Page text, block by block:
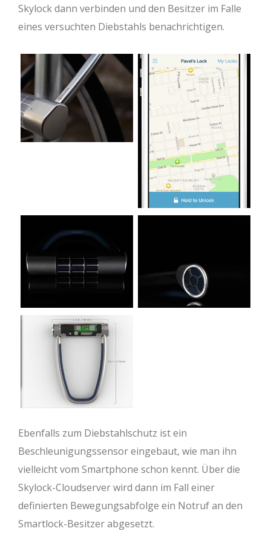
Skylock dann verbinden und den Besitzer im Falle
eines versuchten Diebstahls benachrichtigen.
Ebenfalls zum Diebstahlschutz ist ein
Beschleunigungssensor eingebaut, wie man ihn
vielleicht vom Smartphone schon kennt. Über die
Skylock-Cloudserver wird dann im Fall einer
definierten Bewegungsabfolge ein Notruf an den
Smartlock-Besitzer abgesetzt.